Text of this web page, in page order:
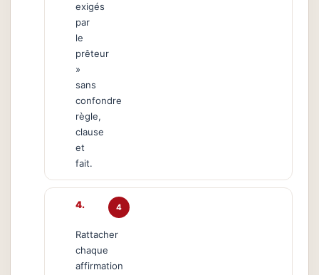
exigés
par
le
prêteur
»
sans
confondre
règle,
clause
et
fait.
4
Rattacher
chaque
affirmation